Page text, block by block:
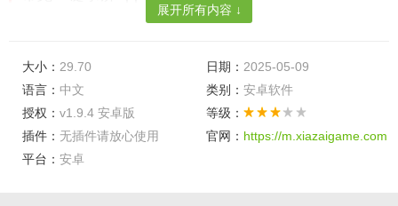
【免费录屏】
完全免费无需ROOT，支持无限时长手机
屏幕录屏
【智能管理】
录制视频独立存储，超便捷式查找，免费
视频导出
展开所有内容 ↓
大小： 29.70 日期： 2025-05-09
语言： 中文 类别： 安卓软件
授权： v1.9.4 安卓版
等级：
插件： 无插件请放心使用 官网： https://m.xiazaigame.com
平台： 安卓